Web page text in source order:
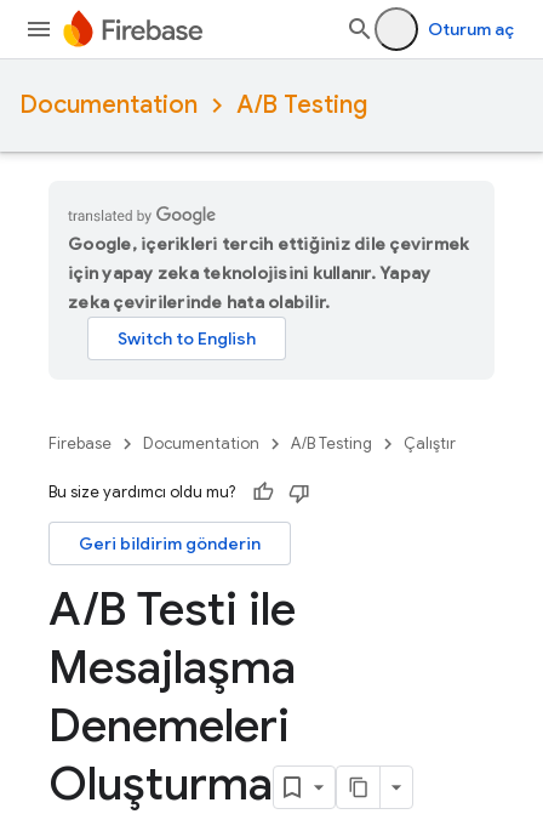
Oturum aç
Documentation A/B Testing
Google, içerikleri tercih ettiğiniz dile çevirmek
için yapay zeka teknolojisini kullanır. Yapay
zeka çevirilerinde hata olabilir.
Firebase Documentation A/B Testing Çalıştır
Bu size yardımcı oldu mu?
Geri bildirim gönderin
A/B Testi ile
Mesajlaşma
Denemeleri
Oluşturma